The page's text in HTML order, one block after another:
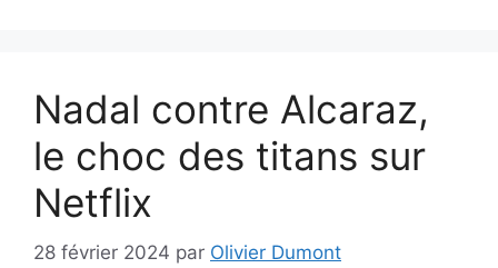
Nadal contre Alcaraz,
le choc des titans sur
Netflix
28 février 2024 par Olivier Dumont